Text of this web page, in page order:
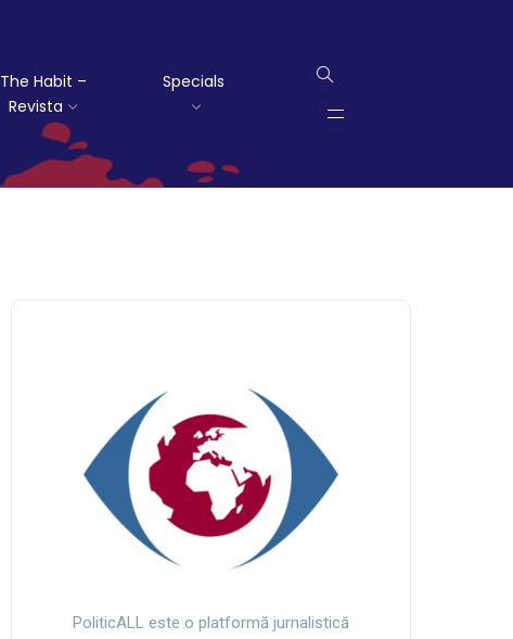
The Habit –
Revista
Specials
PoliticALL este o platformă jurnalistică